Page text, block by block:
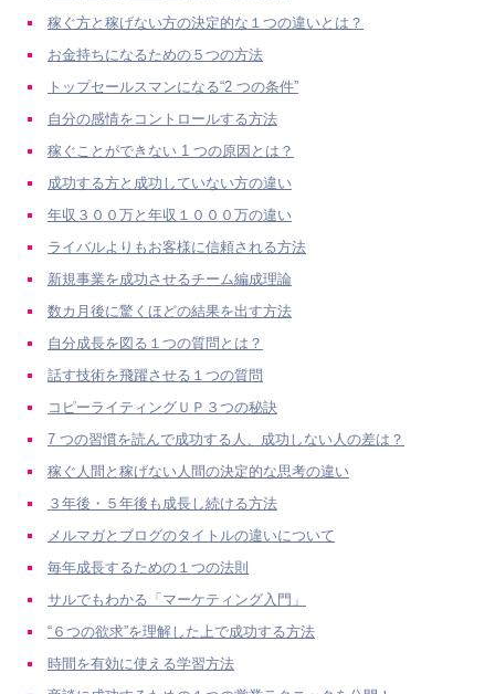
稼ぐ方と稼げない方の決定的な１つの違いとは？
お金持ちになるための５つの方法
トップセールスマンになる“2 つの条件”
自分の感情をコントロールする方法
稼ぐことができない 1 つの原因とは？
成功する方と成功していない方の違い
年収３００万と年収１０００万の違い
ライバルよりもお客様に信頼される方法
新規事業を成功させるチーム編成理論
数カ月後に驚くほどの結果を出す方法
自分成長を図る１つの質問とは？
話す技術を飛躍させる１つの質問
コピーライティングＵＰ３つの秘訣
7 つの習慣を読んで成功する人、成功しない人の差は？
稼ぐ人間と稼げない人間の決定的な思考の違い
３年後・５年後も成長し続ける方法
メルマガとブログのタイトルの違いについて
毎年成長するための１つの法則
サルでもわかる「マーケティング入門」
“６つの欲求”を理解した上で成功する方法
時間を有効に使える学習方法